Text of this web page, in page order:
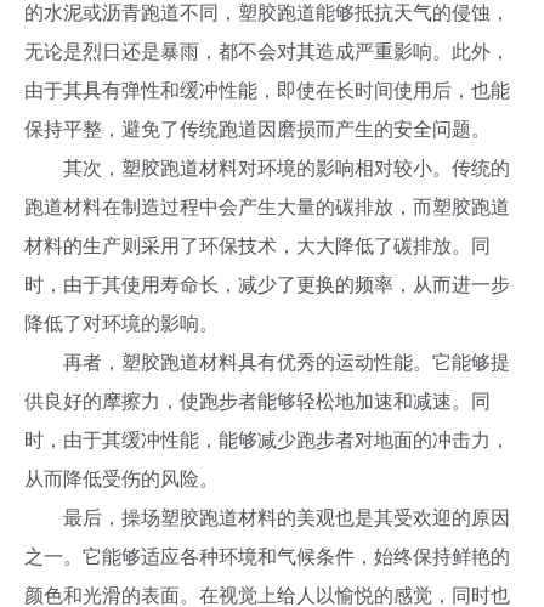
的水泥或沥青跑道不同，塑胶跑道能够抵抗天气的侵蚀，
无论是烈日还是暴雨，都不会对其造成严重影响。此外，
由于其具有弹性和缓冲性能，即使在长时间使用后，也能
保持平整，避免了传统跑道因磨损而产生的安全问题。
其次，塑胶跑道材料对环境的影响相对较小。传统的
跑道材料在制造过程中会产生大量的碳排放，而塑胶跑道
材料的生产则采用了环保技术，大大降低了碳排放。同
时，由于其使用寿命长，减少了更换的频率，从而进一步
降低了对环境的影响。
再者，塑胶跑道材料具有优秀的运动性能。它能够提
供良好的摩擦力，使跑步者能够轻松地加速和减速。同
时，由于其缓冲性能，能够减少跑步者对地面的冲击力，
从而降低受伤的风险。
最后，操场塑胶跑道材料的美观也是其受欢迎的原因
之一。它能够适应各种环境和气候条件，始终保持鲜艳的
颜色和光滑的表面。在视觉上给人以愉悦的感觉，同时也